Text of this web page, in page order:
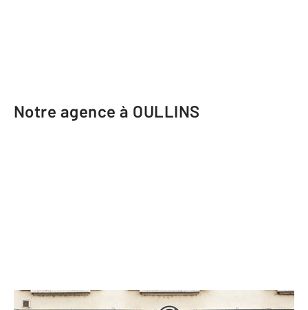
Notre agence à OULLINS